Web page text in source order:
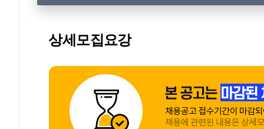
상세모집요강